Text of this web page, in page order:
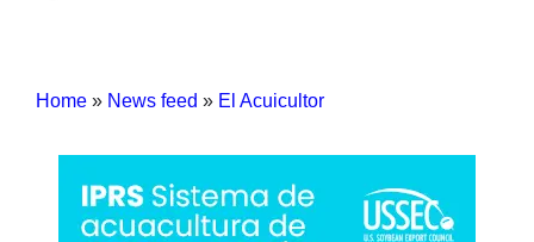
Home » News feed » El Acuicultor